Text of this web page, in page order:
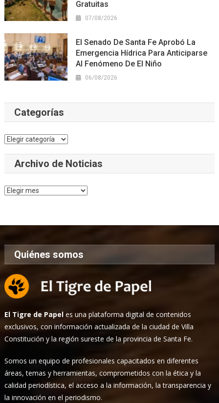
Gratuitas
07/08/2026
El Senado De Santa Fe Aprobó La
Emergencia Hídrica Para Anticiparse
Al Fenómeno De El Niño
06/08/2026
Categorías
Categorías
Archivo de Noticias
Archivo
Quiénes somos
El Tigre de Papel es una plataforma digital de contenidos
exclusivos, con información actualizada de la ciudad de Villa
Constitución y la región sureste de la provincia de Santa Fe.
Somos un equipo de profesionales capacitados en diferentes
áreas, temas y herramientas, comprometidos con la ética y la
calidad periodística, el acceso a la información, la transparencia y
la innovación en el periodismo.